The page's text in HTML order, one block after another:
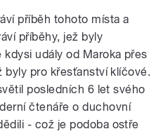
příběh tohoto místa a
příběhy, jež byly
udály od Maroka přes
byly pro křesťanství klíčové.
posledních 6 let svého
čtenáře o duchovní
- což je podoba ostře